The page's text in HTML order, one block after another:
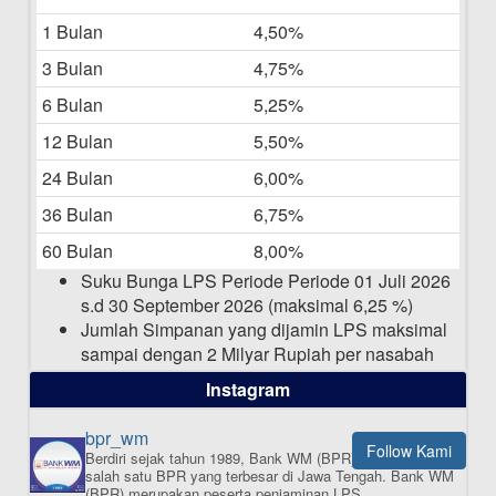
Bulan Mei 2025
Laporan Keuangan Berkelanjutan
06-05-2025
Daftar Pemenang Undian TAMASHA
Bulan April 2025
15-04-2025
Pengumuman Nama Baru Perusahaan
1 Bulan
4,50%
3 Bulan
4,75%
6 Bulan
5,25%
12 Bulan
5,50%
24 Bulan
6,00%
36 Bulan
6,75%
60 Bulan
8,00%
Suku Bunga LPS Periode Periode 01 Juli 2026
s.d 30 September 2026 (maksimal 6,25 %)
Jumlah Simpanan yang dijamin LPS maksimal
sampai dengan 2 Milyar Rupiah per nasabah
dalam satu bank
ISI APLIKASI SEKARANG
Instagram
Follow Kami
bpr_wm
Berdiri sejak tahun 1989, Bank WM (BPR) merupakan
salah satu BPR yang terbesar di Jawa Tengah.Bank WM